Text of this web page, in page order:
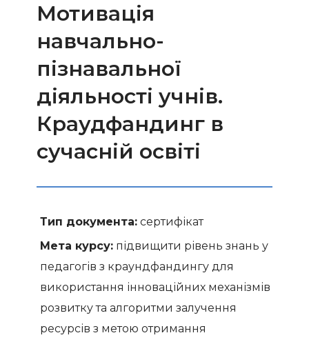
Мотивація
навчально-
пізнавальної
діяльності учнів.
Краудфандинг в
сучасній освіті
Тип документа: сертифікат
Мета курсу: підвищити рівень знань у
педагогів з краундфандингу для
використання інноваційних механізмів
розвитку та алгоритми залучення
ресурсів з метою отримання